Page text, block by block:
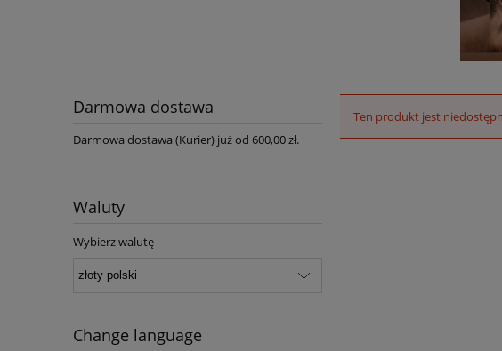
Darmowa dostawa
Darmowa dostawa (Kurier) już od 600,00 zł.
Waluty
Wybierz walutę
Change language
Ten produkt jest